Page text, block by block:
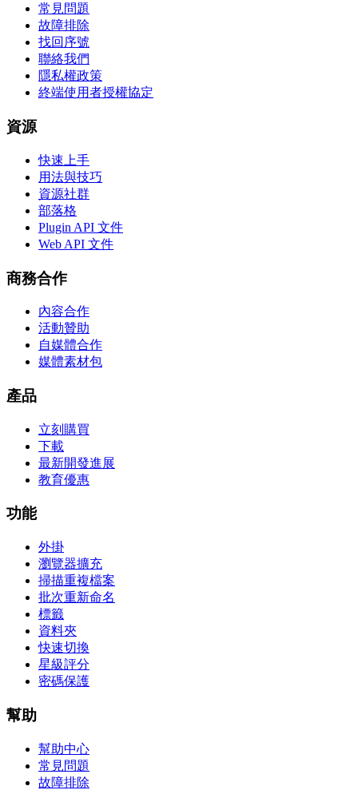
常見問題
故障排除
找回序號
聯絡我們
隱私權政策
終端使用者授權協定
資源
快速上手
用法與技巧
資源社群
部落格
Plugin API 文件
Web API 文件
商務合作
內容合作
活動贊助
自媒體合作
媒體素材包
產品
立刻購買
下載
最新開發進展
教育優惠
功能
外掛
瀏覽器擴充
掃描重複檔案
批次重新命名
標籤
資料夾
快速切換
星級評分
密碼保護
幫助
幫助中心
常見問題
故障排除